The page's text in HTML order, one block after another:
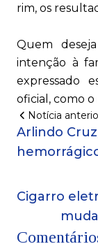
rim, os
Quem
intenção à
expressado
oficial, como
Notícia
Arlindo
Cigarro